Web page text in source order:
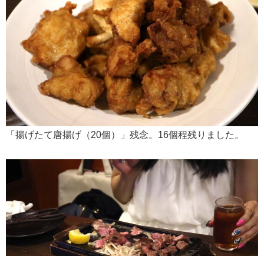
「揚げたて唐揚げ（20個）」残念。16個程残りました。